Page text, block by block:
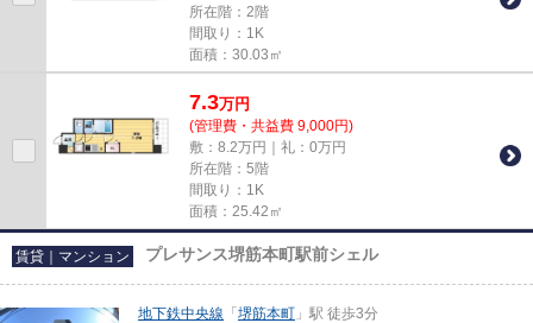
所在階：2階
間取り：1K
面積：30.03㎡
7.3万円
(管理費・共益費 9,000円)
敷：8.2万円｜礼：0万円
所在階：5階
間取り：1K
面積：25.42㎡
賃貸｜マンション プレサンス堺筋本町駅前シェル
地下鉄中央線 「 堺筋本町 」駅 徒歩3分